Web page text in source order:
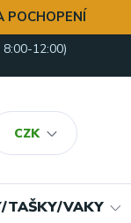
CZK
12:00)
TAŠKY/VAKY